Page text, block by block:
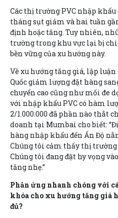
Các thị trường PVC nhập khẩu
tháng sụt giảm và hai tuần
định hoặc tăng. Tuy nhiên,
trường trong khu vực lại bị
bền vững của xu hướng này.
Về xu hướng tăng giá, lập
Quốc giảm lượng đặt hàng
chuyển cao cũng như mối đe
với nhập khẩu PVC có hàm
2/1.000.000 đã phần nào thắt
doanh tại Mumbai cho biết:
hàng nhập khẩu đến Ấn Độ
Chúng tôi cảm thấy thị
Chúng tôi đang đặt hy vọng
tăng nhẹ.”
Phản ứng nhanh chóng với
khóa cho xu hướng tăng giá
đủ?